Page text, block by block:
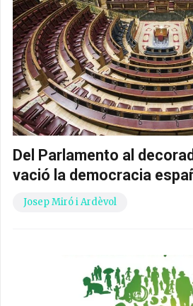
Del Parlamento al
vació la democracia
Josep Miró i Ardèvol